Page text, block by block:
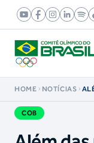
HOME NOTÍCIAS
COB